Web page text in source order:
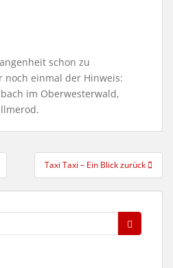
schon zu
noch einmal der Hinweis:
im Oberwesterwald,
Taxi Taxi – Ein Blick zurück